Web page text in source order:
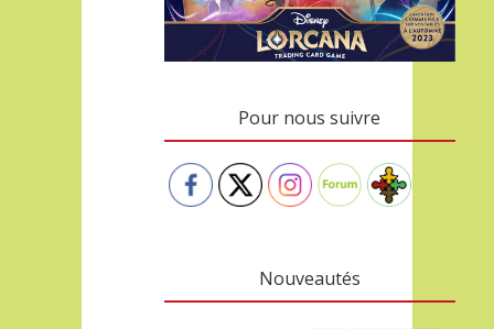
Pour nous suivre
Nouveautés